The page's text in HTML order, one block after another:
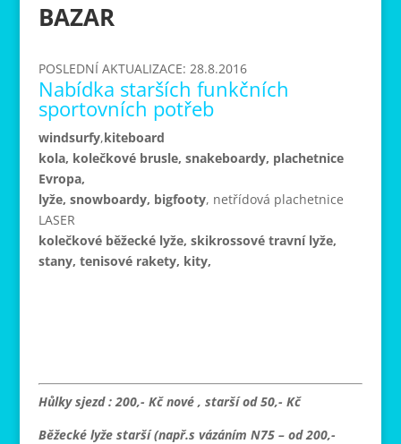
BAZAR
POSLEDNÍ AKTUALIZACE: 28.8.2016
Nabídka starších funkčních
sportovních potřeb
windsurfy,kiteboard
kola, kolečkové brusle, snakeboardy, plachetnice
Evropa,
lyže, snowboardy, bigfooty, netřídová plachetnice
LASER
kolečkové běžecké lyže, skikrossové travní lyže,
stany, tenisové rakety, kity,
Hůlky sjezd : 200,- Kč nové , starší od 50,- Kč
Běžecké lyže starší (např.s vázáním N75 – od 200,-